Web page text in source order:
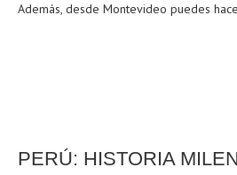
Además, desde Montevideo puedes
PERÚ: HISTORIA